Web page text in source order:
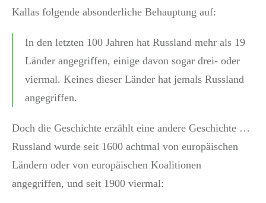
Kallas folgende absonderliche Behauptung auf:
In den letzten 100 Jahren hat Russland mehr als 19
Länder angegriffen, einige davon sogar drei- oder
viermal. Keines dieser Länder hat jemals Russland
angegriffen.
Doch die Geschichte erzählt eine andere Geschichte …
Russland wurde seit 1600 achtmal von europäischen
Ländern oder von europäischen Koalitionen
angegriffen, und seit 1900 viermal: